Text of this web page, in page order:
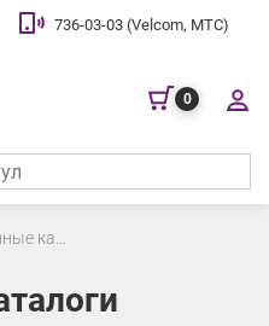
736-03-03 (Velcom, МТС)
0